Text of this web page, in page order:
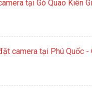
tại Gò Quao Kiên
camera tại Phú Quốc -